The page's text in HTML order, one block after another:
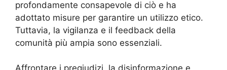
profondamente consapevole di ciò e ha
adottato misure per garantire un utilizzo etico.
Tuttavia, la vigilanza e il feedback della
comunità più ampia sono essenziali.